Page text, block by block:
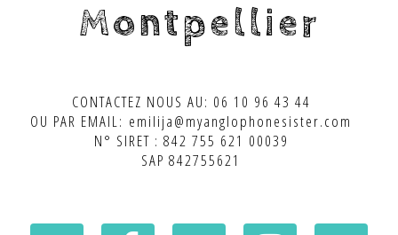
Montpellier
CONTACTEZ NOUS AU: 06 10 96 43 44
OU PAR EMAIL: emilija@myanglophonesister.com
N° SIRET : 842 755 621 00039
SAP 842755621